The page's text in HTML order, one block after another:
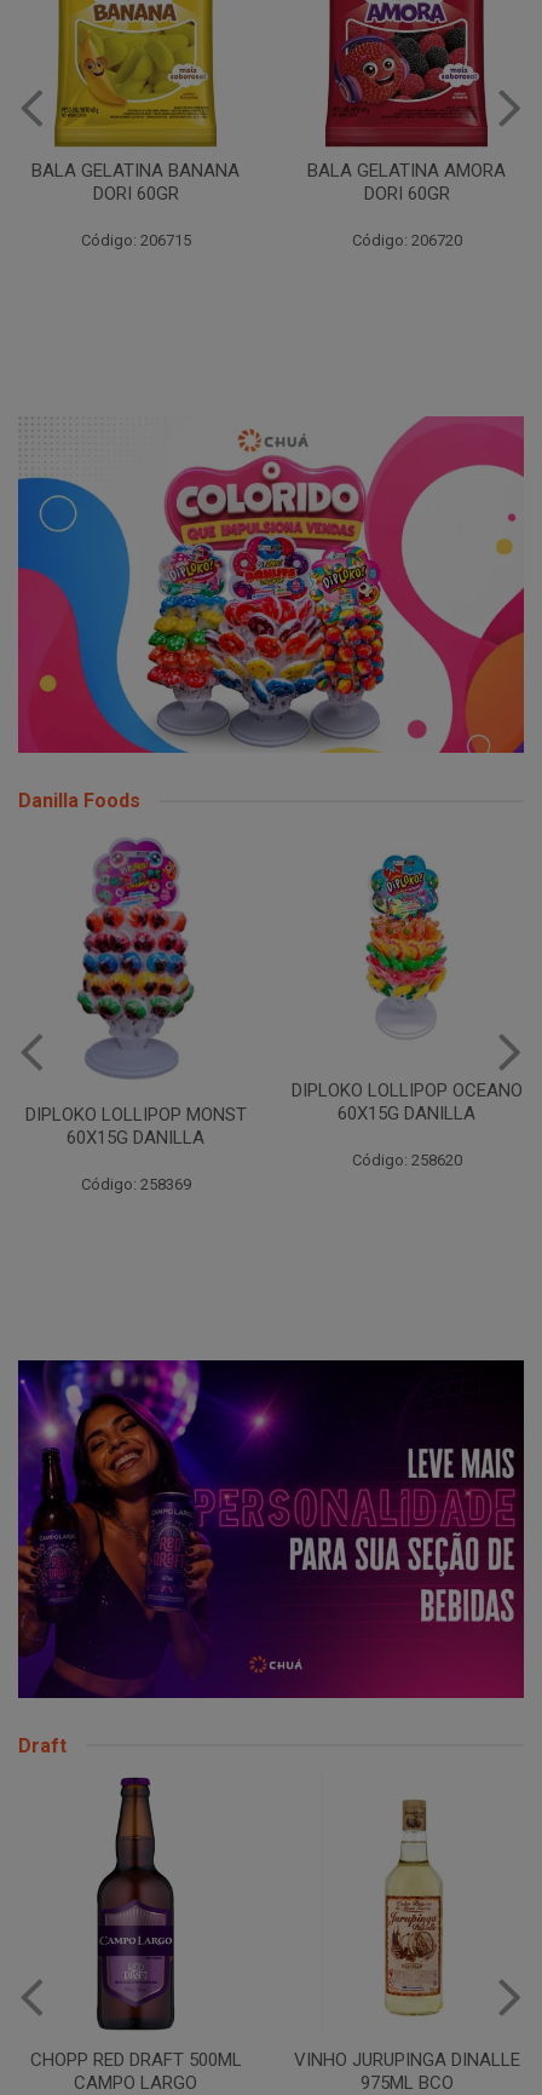
BALA GELATINA BANANA
DORI 60GR
Código: 206715
BALA GELATINA AMORA
DORI 60GR
Código: 206720
Danilla Foods
DIPLOKO LOLLIPOP MONST
60X15G DANILLA
Código: 258369
DIPLOKO LOLLIPOP OCEANO
60X15G DANILLA
Código: 258620
Draft
CHOPP RED DRAFT 500ML
CAMPO LARGO
VINHO JURUPINGA DINALLE
975ML BCO